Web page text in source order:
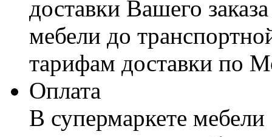
доставки Вашего
мебели до
тарифам доставки по
Оплата
В супермаркете